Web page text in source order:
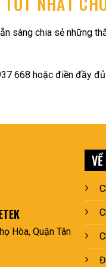
sàng chia sẻ những
668 hoặc điền đầy
Hòa, Quận Tân